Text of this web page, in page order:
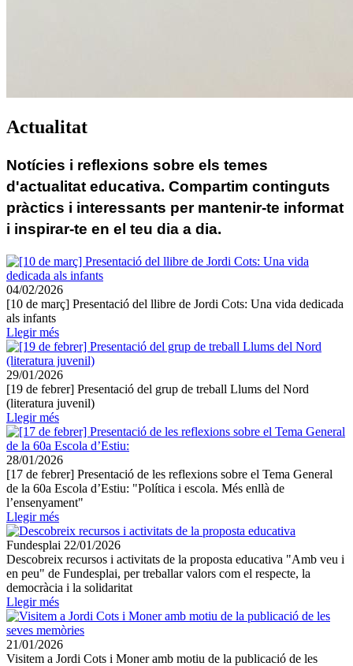
Actualitat
Notícies i reflexions sobre els temes
d'actualitat educativa. Compartim continguts
pràctics i interessants per mantenir-te informat
i inspirar-te en el teu dia a dia.
04/02/2026
[10 de març] Presentació del llibre de Jordi Cots: Una vida dedicada
als infants
Llegir més
29/01/2026
[19 de febrer] Presentació del grup de treball Llums del Nord
(literatura juvenil)
Llegir més
28/01/2026
[17 de febrer] Presentació de les reflexions sobre el Tema General
de la 60a Escola d’Estiu: "Política i escola. Més enllà de
l’ensenyament"
Llegir més
Fundesplai 22/01/2026
Descobreix recursos i activitats de la proposta educativa "Amb veu i
en peu" de Fundesplai, per treballar valors com el respecte, la
democràcia i la solidaritat
Llegir més
21/01/2026
Visitem a Jordi Cots i Moner amb motiu de la publicació de les